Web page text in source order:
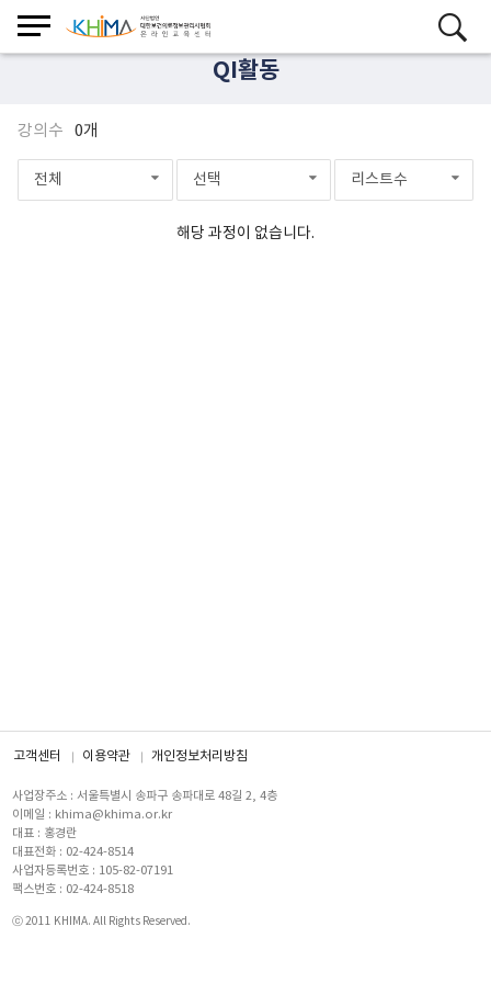
QI활동
강의수 0개
전체 선택 리스트수
해당 과정이 없습니다.
고객센터 이용약관 개인정보처리방침
사업장주소 : 서울특별시 송파구 송파대로 48길 2, 4층
이메일 : khima@khima.or.kr
대표 : 홍경란
대표전화 : 02-424-8514
사업자등록번호 : 105-82-07191
팩스번호 : 02-424-8518
ⓒ 2011 KHIMA. All Rights Reserved.